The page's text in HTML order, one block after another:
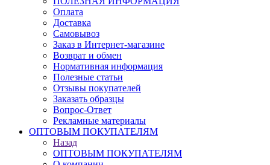
Оплата
Доставка
Самовывоз
Заказ в Интернет-магазине
Возврат и обмен
Нормативная информация
Полезные статьи
Отзывы покупателей
Заказать образцы
Вопрос-Ответ
Рекламные материалы
ОПТОВЫМ ПОКУПАТЕЛЯМ
Назад
ОПТОВЫМ ПОКУПАТЕЛЯМ